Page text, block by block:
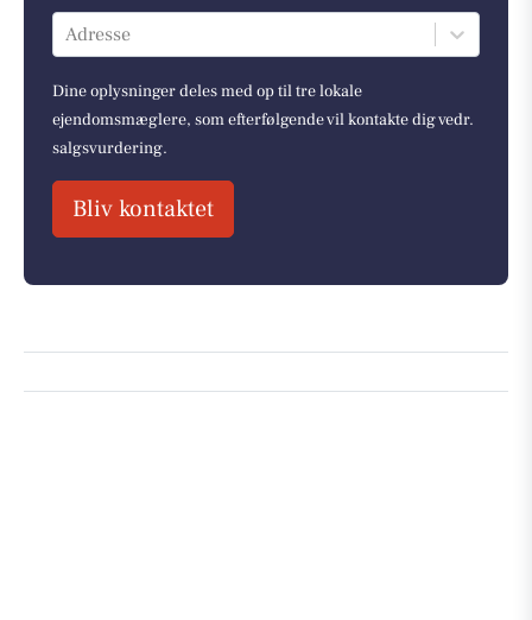
Adresse
Dine oplysninger deles med op til tre lokale
ejendomsmæglere, som efterfølgende vil kontakte dig vedr.
salgsvurdering.
Bliv kontaktet